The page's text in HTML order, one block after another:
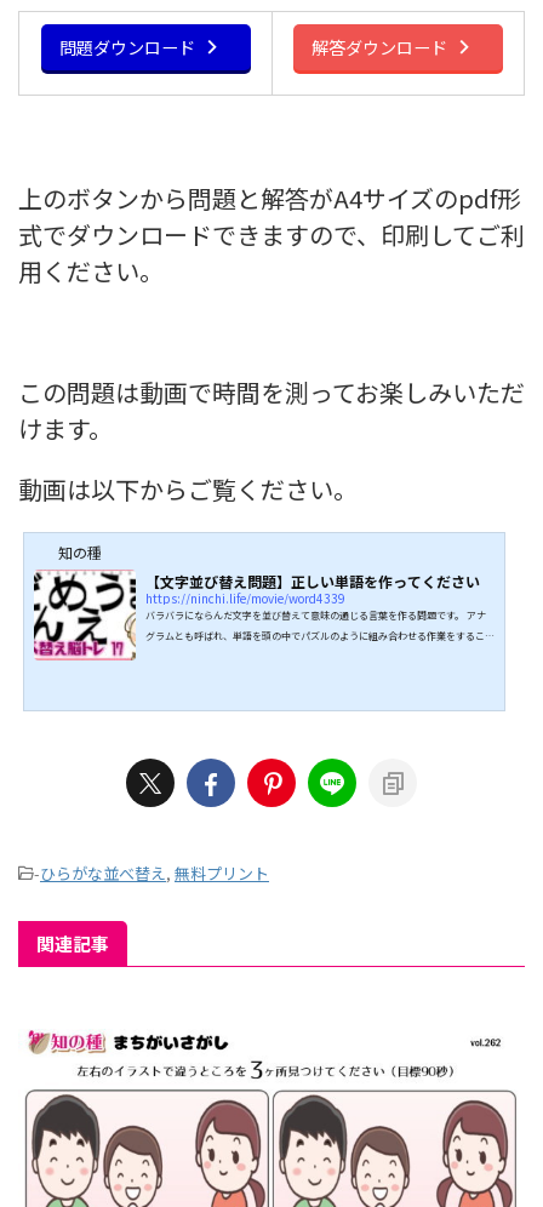
問題ダウンロード 解答ダウンロード
上のボタンから問題と解答がA4サイズのpdf形
式でダウンロードできますので、印刷してご利
用ください。
この問題は動画で時間を測ってお楽しみいただ
けます。
動画は以下からご覧ください。
知の種
【文字並び替え問題】正しい単語を作ってください
https://ninchi.life/movie/word4339
バラバラにならんだ文字を並び替えて意味の通じる言葉を作る問題です。 アナ
グラムとも呼ばれ、単語を頭の中でパズルのように組み合わせる作業をすること
-ひらがな並べ替え, 無料プリント
関連記事